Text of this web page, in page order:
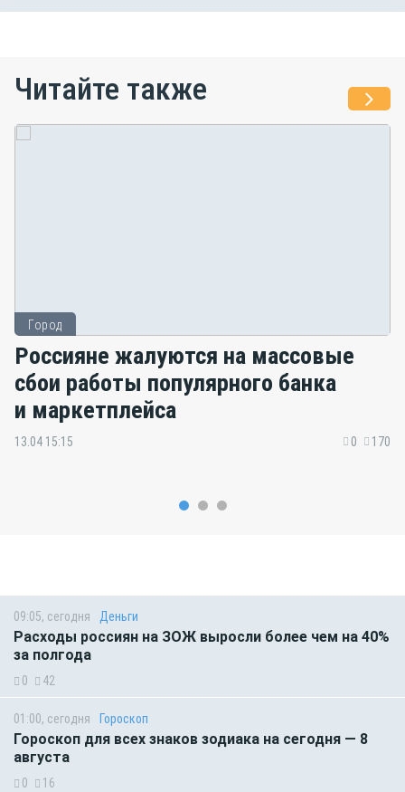
Читайте также
Город
Россияне жалуются на массовые
сбои работы популярного банка
и маркетплейса
13.04 15:15 0 170
09:05, сегодня Деньги
Расходы россиян на ЗОЖ выросли более чем на 40%
за полгода
0 42
01:00, сегодня Гороскоп
Гороскоп для всех знаков зодиака на сегодня — 8
августа
0 16